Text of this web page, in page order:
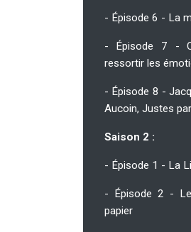
- Épisode 6 - La
- Épisode 7 -
ressortir les
- Épisode 8 -
Aucoin, Justes
Saison 2 :
- Épisode 1 - La
- Épisode 2 -
papier